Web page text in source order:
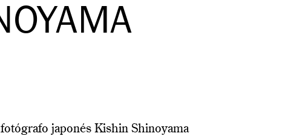
japonés Kishin Shinoyama